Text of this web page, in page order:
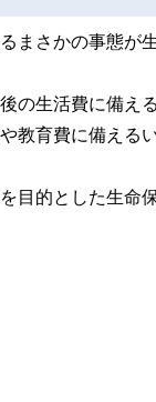
まさかの事態が
の生活費に備え
教育費に備える
目的とした生命